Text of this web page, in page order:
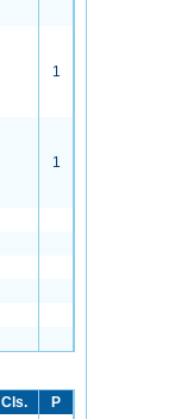
1
1
Cls. P